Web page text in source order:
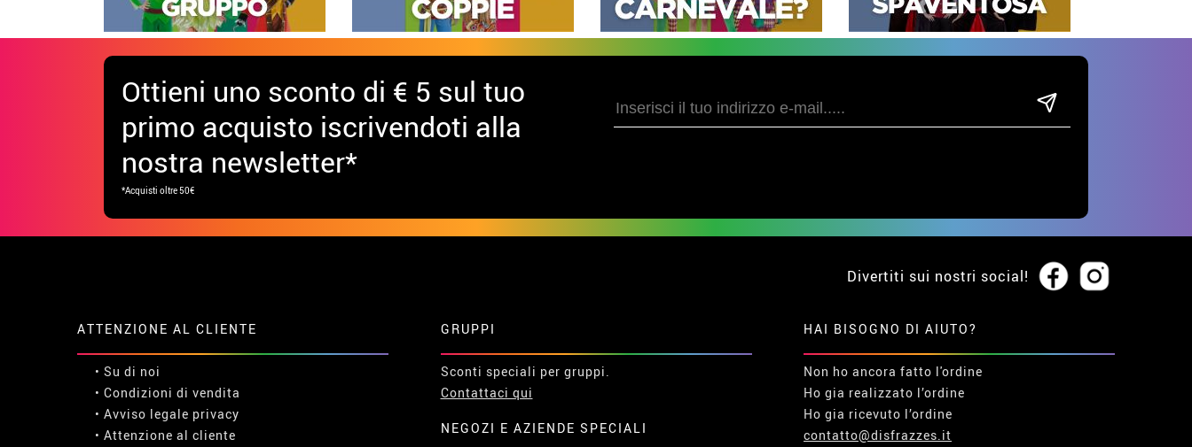
Ottieni uno sconto di € 5 sul tuo
primo acquisto iscrivendoti alla
nostra newsletter*
*Acquisti oltre 50€
Divertiti sui nostri social!
ATTENZIONE AL CLIENTE
• Su di noi
• Condizioni di vendita
• Avviso legale privacy
• Attenzione al cliente
GRUPPI
Sconti speciali per gruppi.
Contattaci qui
NEGOZI E AZIENDE SPECIALI
HAI BISOGNO DI AIUTO?
Non ho ancora fatto l'ordine
Ho gia realizzato l’ordine
Ho gia ricevuto l’ordine
contatto@disfrazzes.it